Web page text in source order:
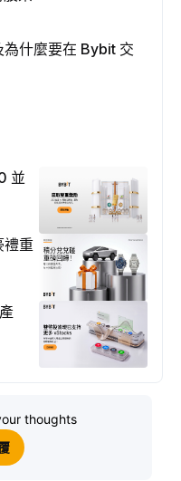
什麼要在 Bybit 交
並
禮重
thoughts